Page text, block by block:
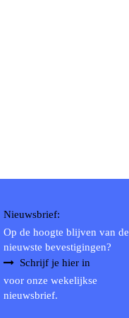
Nieuwsbrief:
Op de hoogte blijven van de
nieuwste bevestigingen?
Schrijf je hier in
voor onze wekelijkse
nieuwsbrief.